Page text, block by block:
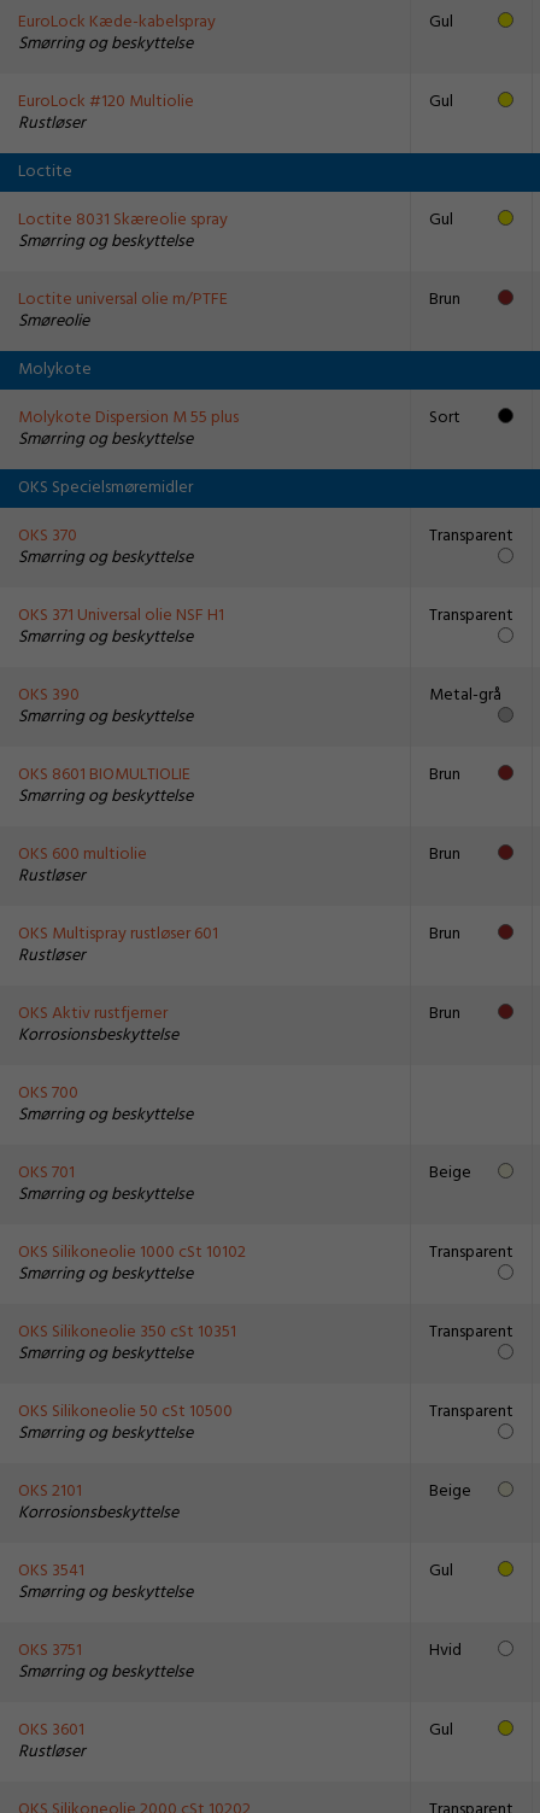
EuroLock Kæde-kabelspray
Smørring og beskyttelse
Gul
EuroLock #120 Multiolie
Rustløser
Gul
Loctite
Loctite 8031 Skæreolie spray
Smørring og beskyttelse
Gul
Loctite universal olie m/PTFE
Smøreolie
Brun
Molykote
Molykote Dispersion M 55 plus
Smørring og beskyttelse
Sort
OKS Specielsmøremidler
OKS 370
Smørring og beskyttelse
Transparent
OKS 371 Universal olie NSF H1
Smørring og beskyttelse
Transparent
OKS 390
Smørring og beskyttelse
Metal-grå
OKS 8601 BIOMULTIOLIE
Smørring og beskyttelse
Brun
OKS 600 multiolie
Rustløser
Brun
OKS Multispray rustløser 601
Rustløser
Brun
OKS Aktiv rustfjerner
Korrosionsbeskyttelse
Brun
OKS 700
Smørring og beskyttelse
OKS 701
Smørring og beskyttelse
Beige
OKS Silikoneolie 1000 cSt 10102
Smørring og beskyttelse
Transparent
OKS Silikoneolie 350 cSt 10351
Smørring og beskyttelse
Transparent
OKS Silikoneolie 50 cSt 10500
Smørring og beskyttelse
Transparent
OKS 2101
Korrosionsbeskyttelse
Beige
OKS 3541
Smørring og beskyttelse
Gul
OKS 3751
Smørring og beskyttelse
Hvid
OKS 3601
Rustløser
Gul